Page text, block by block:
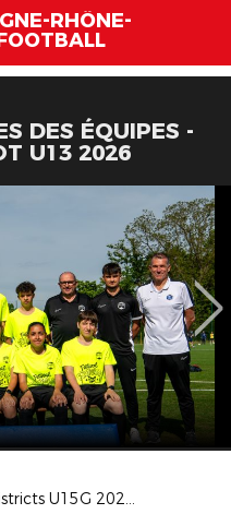
RHÔNE-
DES ÉQUIPES -
U13 2026
Coupe Interdistricts U15G 2024 - Groupe A